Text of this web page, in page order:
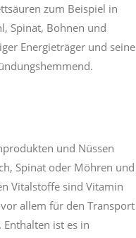
zum Beispiel in
Spinat, Bohnen und
Energieträger und seine
und Nüssen
Spinat oder Möhren und
Vitalstoffe sind Vitamin
allem für den Transport
ist es in